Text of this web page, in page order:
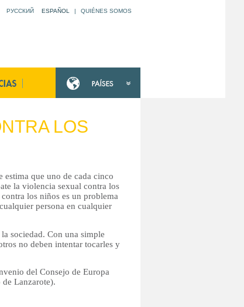
РУССКИЙ ESPAÑOL | QUIÉNES SOMOS
LOS
estima que uno de cada cinco
la violencia sexual contra los
los niños es un problema
persona en cualquier
sociedad. Con una simple
no deben intentar tocarles y
del Consejo de Europa
Lanzarote).